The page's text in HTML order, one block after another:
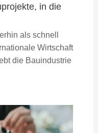
in die
als schnell
Wirtschaft
die Bauindustrie